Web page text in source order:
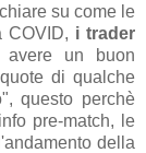
su come le
COVID, i trader
avere un buon
di qualche
questo perchè
pre-match, le
della